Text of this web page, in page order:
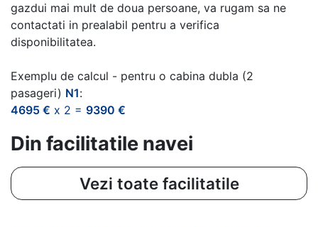
gazdui mai mult de doua persoane, va rugam sa ne
contactati in prealabil pentru a verifica
disponibilitatea.
Exemplu de calcul - pentru o cabina dubla (2
pasageri) N1:
4695 € x 2 = 9390 €
Din facilitatile navei
Vezi toate facilitatile